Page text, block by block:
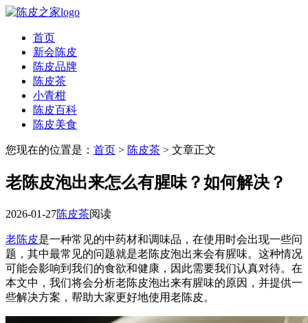
首页
新会陈皮
陈皮品牌
陈皮茶
小青柑
陈皮百科
陈皮美食
您现在的位置是： 首页 > 陈皮茶 > 文章正文
老陈皮泡出来怎么有腥味？如何解决？
2026-01-27陈皮茶阅读
老陈皮是一种常见的中药材和调味品，在使用时会出现一些问
题，其中最常见的问题就是老陈皮泡出来会有腥味。这种情况
可能会影响到我们的食欲和健康，因此需要我们认真对待。在
本文中，我们将会分析老陈皮泡出来有腥味的原因，并提供一
些解决方案，帮助大家更好地使用老陈皮。